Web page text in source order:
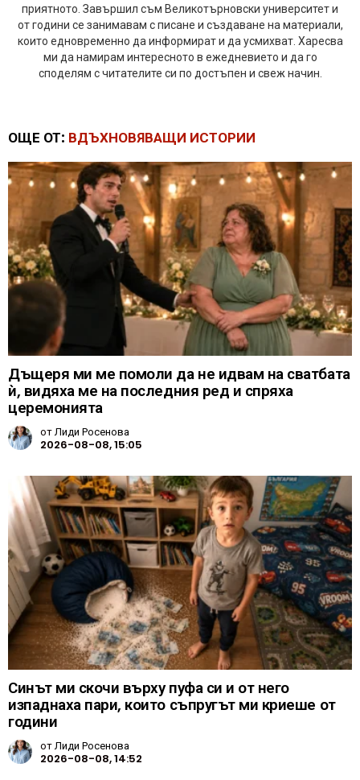
приятното. Завършил съм Великотърновски университет и
от години се занимавам с писане и създаване на материали,
които едновременно да информират и да усмихват. Харесва
ми да намирам интересното в ежедневието и да го
споделям с читателите си по достъпен и свеж начин.
ОЩЕ ОТ: ВДЪХНОВЯВАЩИ ИСТОРИИ
Дъщеря ми ме помоли да не идвам на сватбата
ѝ, видяха ме на последния ред и спряха
церемонията
отЛиди Росенова
2026-08-08, 15:05
Синът ми скочи върху пуфа си и от него
изпаднаха пари, които съпругът ми криеше от
години
отЛиди Росенова
2026-08-08, 14:52